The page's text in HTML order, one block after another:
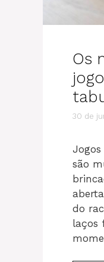
Os
30 de
são
do
laços